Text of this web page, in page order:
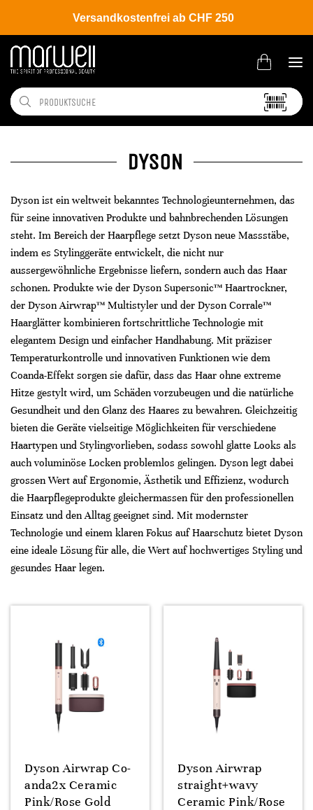
Versandkostenfrei ab CHF 250
DYSON
Dyson ist ein weltweit bekanntes Technologieunternehmen, das
für seine innovativen Produkte und bahnbrechenden Lösungen
steht. Im Bereich der Haarpflege setzt Dyson neue Massstäbe,
indem es Stylinggeräte entwickelt, die nicht nur
aussergewöhnliche Ergebnisse liefern, sondern auch das Haar
schonen. Produkte wie der Dyson Supersonic™ Haartrockner,
der Dyson Airwrap™ Multistyler und der Dyson Corrale™
Haarglätter kombinieren fortschrittliche Technologie mit
elegantem Design und einfacher Handhabung. Mit präziser
Temperaturkontrolle und innovativen Funktionen wie dem
Coanda-Effekt sorgen sie dafür, dass das Haar ohne extreme
Hitze gestylt wird, um Schäden vorzubeugen und die natürliche
Gesundheit und den Glanz des Haares zu bewahren. Gleichzeitig
bieten die Geräte vielseitige Möglichkeiten für verschiedene
Haartypen und Stylingvorlieben, sodass sowohl glatte Looks als
auch voluminöse Locken problemlos gelingen. Dyson legt dabei
grossen Wert auf Ergonomie, Ästhetik und Effizienz, wodurch
die Haarpflegeprodukte gleichermassen für den professionellen
Einsatz und den Alltag geeignet sind. Mit modernster
Technologie und einem klaren Fokus auf Haarschutz bietet Dyson
eine ideale Lösung für alle, die Wert auf hochwertiges Styling und
gesundes Haar legen.
Dyson Airwrap Co-
anda2x Ceramic
Pink/Rose Gold
Dyson Airwrap
straight+wavy
Ceramic Pink/Rose